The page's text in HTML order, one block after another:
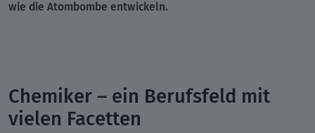
wie die Atombombe entwickeln.
Chemiker – ein Berufsfeld mit
vielen Facetten